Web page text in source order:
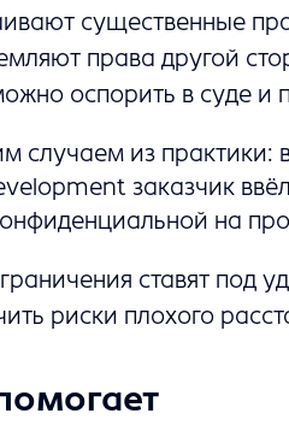
существенные
права другой
оспорить в суде и
случаем из практики:
заказчик
на
ставят под
риски плохого